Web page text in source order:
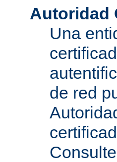
Autoridad
Una
de red